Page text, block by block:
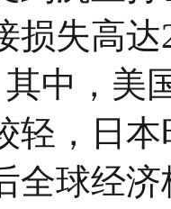
损失高
其中，美
轻，日
全球经